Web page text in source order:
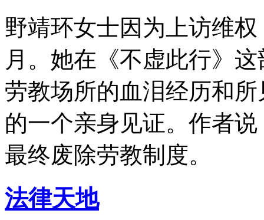
野靖环女士因为上访维
月。她在《不虚此行》
劳教场所的血泪经历和
的一个亲身见证。作者
最终废除劳教制度。
法律天地